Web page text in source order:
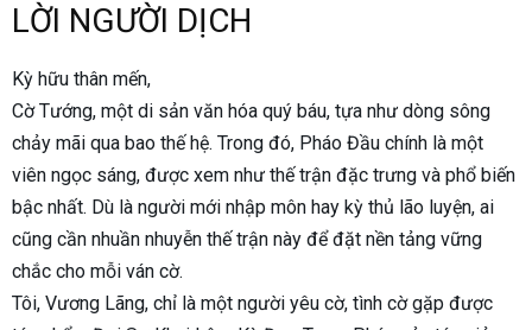
LỜI NGƯỜI DỊCH
Kỳ hữu thân mến,
Cờ Tướng, một di sản văn hóa quý báu, tựa như dòng sông
chảy mãi qua bao thế hệ. Trong đó, Pháo Đầu chính là một
viên ngọc sáng, được xem như thế trận đặc trưng và phổ biến
bậc nhất. Dù là người mới nhập môn hay kỳ thủ lão luyện, ai
cũng cần nhuần nhuyễn thế trận này để đặt nền tảng vững
chắc cho mỗi ván cờ.
Tôi, Vương Lãng, chỉ là một người yêu cờ, tình cờ gặp được